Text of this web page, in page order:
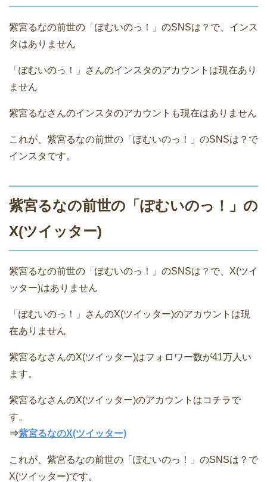
紫宮るなの前世の「ぽむいのっ！」のSNSは？で、インス
タはありません
「ぽむいのっ！」さんのインスタのアカウントは現在あり
ません
紫宮るなさんのインスタのアカウントも現在はありません
これが、紫宮るなの前世の「ぽむいのっ！」のSNSは？で
インスタです。
紫宮るなの前世の「ぽむいのっ！」の
X(ツイッター)
紫宮るなの前世の「ぽむいのっ！」のSNSは？で、X(ツイ
ッター)はありません
「ぽむいのっ！」さんのX(ツイッター)のアカウントは現
在ありません
紫宮るなさんのX(ツイッター)はフォロワー数が41万人い
ます。
紫宮るなさんのX(ツイッター)のアカウントはコチラで
す。
⇒紫宮るなのX(ツイッター)
これが、紫宮るなの前世の「ぽむいのっ！」のSNSは？で
X(ツイッター)です。